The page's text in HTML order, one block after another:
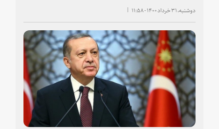
دوشنبه، ۳۱ خرداد ۱۴۰۰ - ۱۱:۵۸